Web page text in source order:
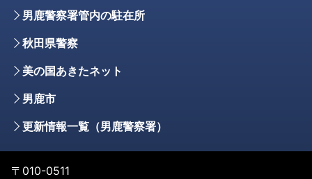
男鹿警察署管内の駐在所
秋田県警察
美の国あきたネット
男鹿市
更新情報一覧（男鹿警察署）
〒010-0511